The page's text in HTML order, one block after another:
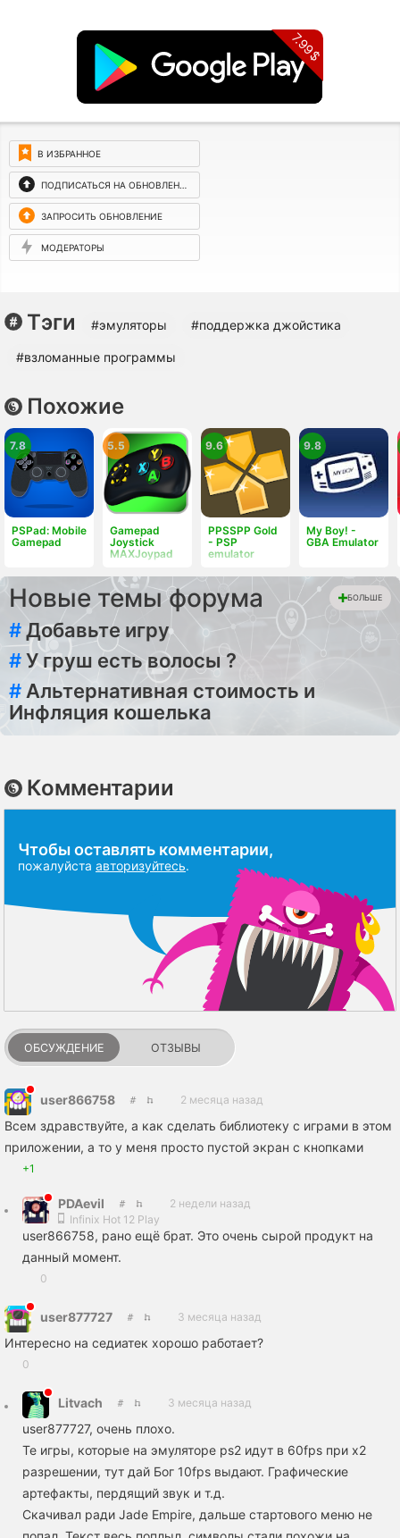
7.99$
В ИЗБРАННОЕ
ПОДПИСАТЬСЯ НА ОБНОВЛЕНИЯ
ЗАПРОСИТЬ ОБНОВЛЕНИЕ
МОДЕРАТОРЫ
Тэги #эмуляторы #поддержка джойстика
#взломанные программы
Похожие
PSPad: Mobile
Gamepad
7.8
Gamepad
Joystick
MAXJoypad
5.5
PPSSPP Gold
- PSP
emulator
9.6
My Boy! -
GBA Emulator
9.8
Новые темы форума БОЛЬШЕ
#Добавьте игру
#У груш есть волосы ?
# Альтернативная стоимость и
Инфляция кошелька
Комментарии
Чтобы оставлять комментарии,
пожалуйста авторизуйтесь.
ОБСУЖДЕНИЕ ОТЗЫВЫ
user866758 2 месяца назад
Всем здравствуйте, а как сделать библиотеку с играми в этом
приложении, а то у меня просто пустой экран с кнопками
+1
PDAevil
2 недели назад
Infinix Hot 12 Play
user866758, рано ещё брат. Это очень сырой продукт на
данный момент.
0
user877727 3 месяца назад
Интересно на седиатек хорошо работает?
0
Litvach 3 месяца назад
user877727, очень плохо.
Те игры, которые на эмуляторе ps2 идут в 60fps при x2
разрешении, тут дай Бог 10fps выдают. Графические
артефакты, пердящий звук и т.д.
Скачивал ради Jade Empire, дальше стартового меню не